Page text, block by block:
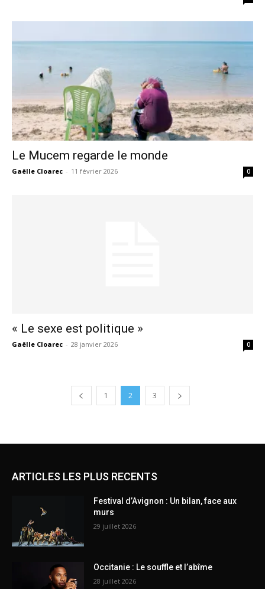
Le Mucem regarde le monde
Gaëlle Cloarec - 11 février 2026 0
« Le sexe est politique »
Gaëlle Cloarec - 28 janvier 2026 0
1 2 3
ARTICLES LES PLUS RECENTS
Festival d’Avignon : Un bilan, face aux
murs
29 juillet 2026
Occitanie : Le souffle et l’abîme
28 juillet 2026